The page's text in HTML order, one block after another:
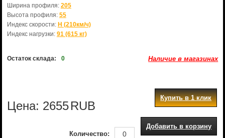
Ширина профиля: 205
Высота профиля: 55
Индекс скорости: H (210км/ч)
Индекс нагрузки: 91 (615 кг)
Остаток склада: 0 Наличие в магазинах
Цена: 2655RUB
Купить в 1 клик
Добавить в корзину
Количество: